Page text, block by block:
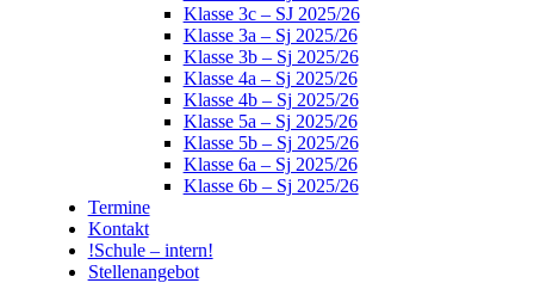
Klasse 3c – SJ 2025/26
Klasse 3a – Sj 2025/26
Klasse 3b – Sj 2025/26
Klasse 4a – Sj 2025/26
Klasse 4b – Sj 2025/26
Klasse 5a – Sj 2025/26
Klasse 5b – Sj 2025/26
Klasse 6a – Sj 2025/26
Klasse 6b – Sj 2025/26
Termine
Kontakt
!Schule – intern!
Stellenangebot